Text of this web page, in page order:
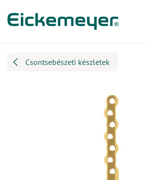
Csontsebészeti készletek